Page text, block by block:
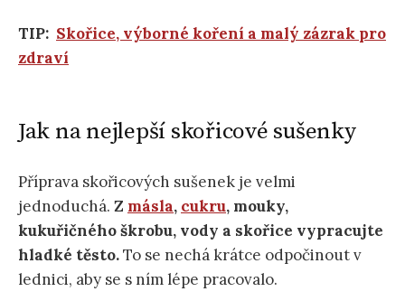
TIP: Skořice, výborné koření a malý zázrak pro
zdraví
Jak na nejlepší skořicové sušenky
Příprava skořicových sušenek je velmi
jednoduchá. Z másla, cukru, mouky,
kukuřičného škrobu, vody a skořice vypracujte
hladké těsto.To se nechá krátce odpočinout v
lednici, aby se s ním lépe pracovalo.